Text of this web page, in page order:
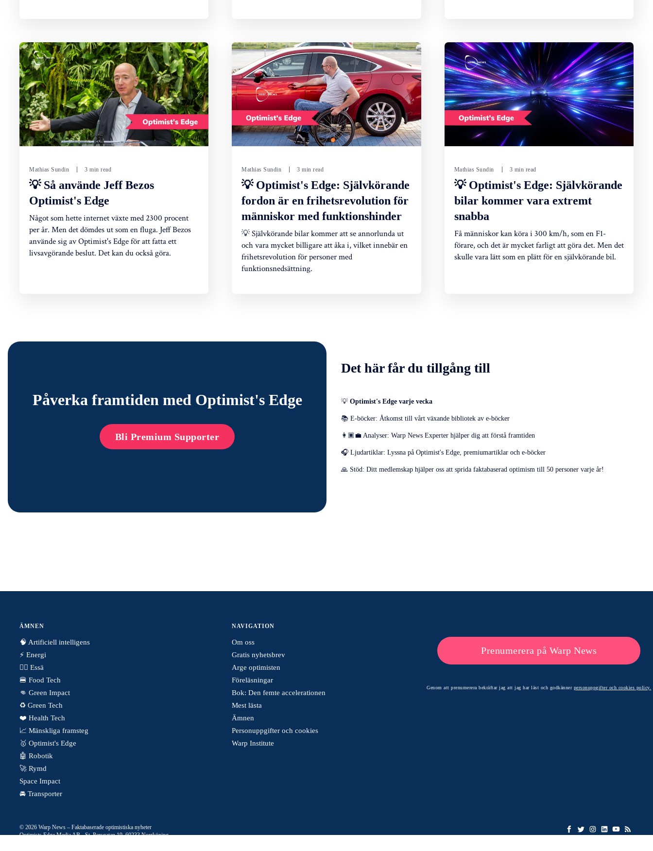
Mathias Sundin 3 min read
💡 Så använde Jeff Bezos
Optimist's Edge
Något som hette internet växte med 2300 procent
per år. Men det dömdes ut som en fluga. Jeff Bezos
använde sig av Optimist's Edge för att fatta ett
livsavgörande beslut. Det kan du också göra.
Mathias Sundin 3 min read
💡 Optimist's Edge: Självkörande
fordon är en frihetsrevolution för
människor med funktionshinder
💡 Självkörande bilar kommer att se annorlunda ut
och vara mycket billigare att åka i, vilket innebär en
frihetsrevolution för personer med
funktionsnedsättning.
Mathias Sundin 3 min read
💡 Optimist's Edge: Självkörande
bilar kommer vara extremt
snabba
Få människor kan köra i 300 km/h, som en F1-
förare, och det är mycket farligt att göra det. Men det
skulle vara lätt som en plätt för en självkörande bil.
Påverka framtiden med Optimist's Edge
Bli Premium Supporter
Det här får du tillgång till
💡 Optimist's Edge varje vecka
📚 E-böcker: Åtkomst till vårt växande bibliotek av e-böcker
👩🏿‍💼 Analyser: Warp News Experter hjälper dig att förstå framtiden
🎧 Ljudartiklar: Lyssna på Optimist's Edge, premiumartiklar och e-böcker
🙏 Stöd: Ditt medlemskap hjälper oss att sprida faktabaserad optimism till 50 personer varje år!
ÄMNEN
🧠 Artificiell intelligens
⚡️ Energi
✍🏼 Essä
🍔 Food Tech
👊 Green Impact
♻️ Green Tech
❤️ Health Tech
📈 Mänskliga framsteg
🥇 Optimist's Edge
🤖 Robotik
🚀 Rymd
Space Impact
🚘 Transporter
NAVIGATION
Om oss
Gratis nyhetsbrev
Arge optimisten
Föreläsningar
Bok: Den femte accelerationen
Mest lästa
Ämnen
Personuppgifter och cookies
Warp Institute
Prenumerera på Warp News
Genom att prenumerera bekräftar jag att jag har läst och godkänner personuppgifter och cookies policy.
© 2026 Warp News – Faktabaserade optimistiska nyheter
Optimists Edge Media AB - St. Persgatan 19, 60233 Norrköping